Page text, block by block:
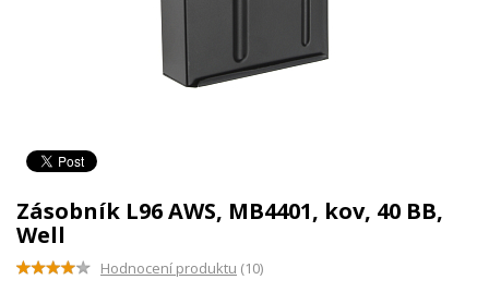
Zásobník L96 AWS, MB4401, kov, 40 BB,
Well
Hodnocení produktu (10)